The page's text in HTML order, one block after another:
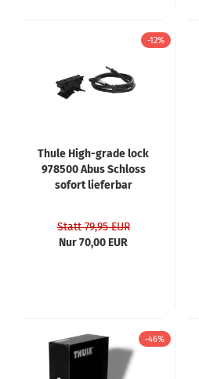
-12%
Thule High-grade lock
978500 Abus Schloss
sofort lieferbar
Statt 79,95 EUR
Nur 70,00 EUR
-46%